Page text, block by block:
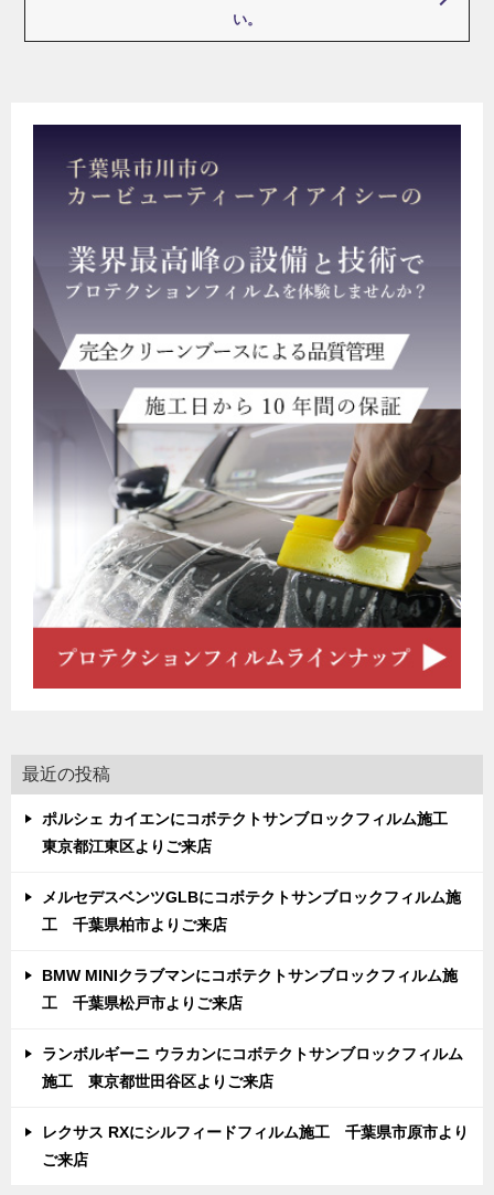
い。
最近の投稿
ポルシェ カイエンにコボテクトサンブロックフィルム施工
東京都江東区よりご来店
メルセデスベンツGLBにコボテクトサンブロックフィルム施
工 千葉県柏市よりご来店
BMW MINIクラブマンにコボテクトサンブロックフィルム施
工 千葉県松戸市よりご来店
ランボルギーニ ウラカンにコボテクトサンブロックフィルム
施工 東京都世田谷区よりご来店
レクサス RXにシルフィードフィルム施工 千葉県市原市より
ご来店